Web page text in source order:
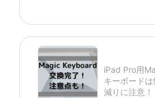
iPad Pro用
キーボード
減りに注意！